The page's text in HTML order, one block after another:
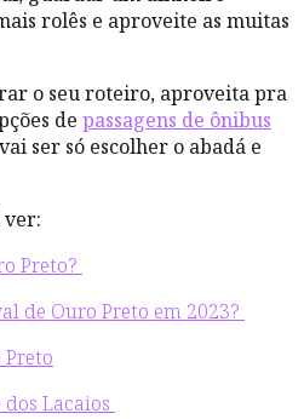
rolês e aproveite as muitas
o seu roteiro, aproveita pra
de passagens de ônibus
ser só escolher o abadá e
ver:
Preto?
de Ouro Preto em 2023?
Preto
Lacaios